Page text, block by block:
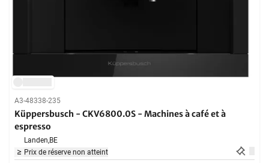
A3-48338-235
Küppersbusch - CKV6800.0S - Machines à café et à
espresso
Landen,BE
Prix de réserve non atteint